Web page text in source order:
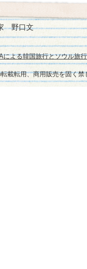
野口文
による韓国旅行とソウル旅
載転用、商用販売を固く禁